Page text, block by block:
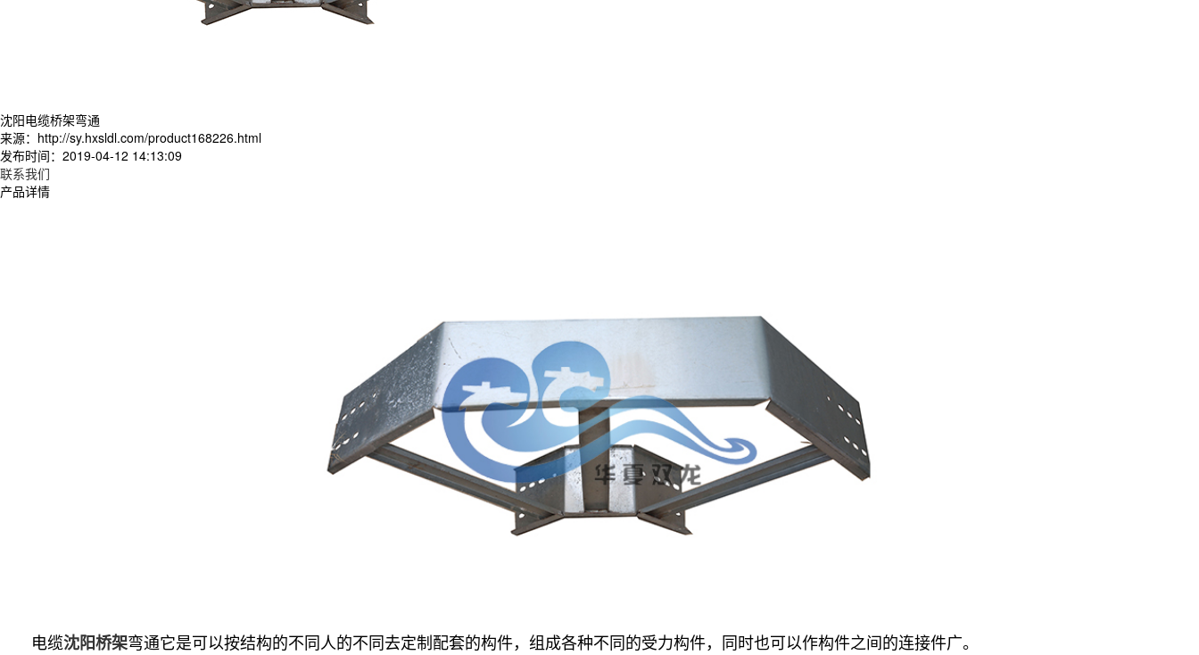
沈阳电缆桥架弯通
来源：http://sy.hxsldl.com/product168226.html
发布时间：2019-04-12 14:13:09
联系我们
产品详情
电缆沈阳桥架弯通它是可以按结构的不同人的不同去定制配套的构件，组成各种不同的受力构件，同时也可以作构件之间的连接件广。